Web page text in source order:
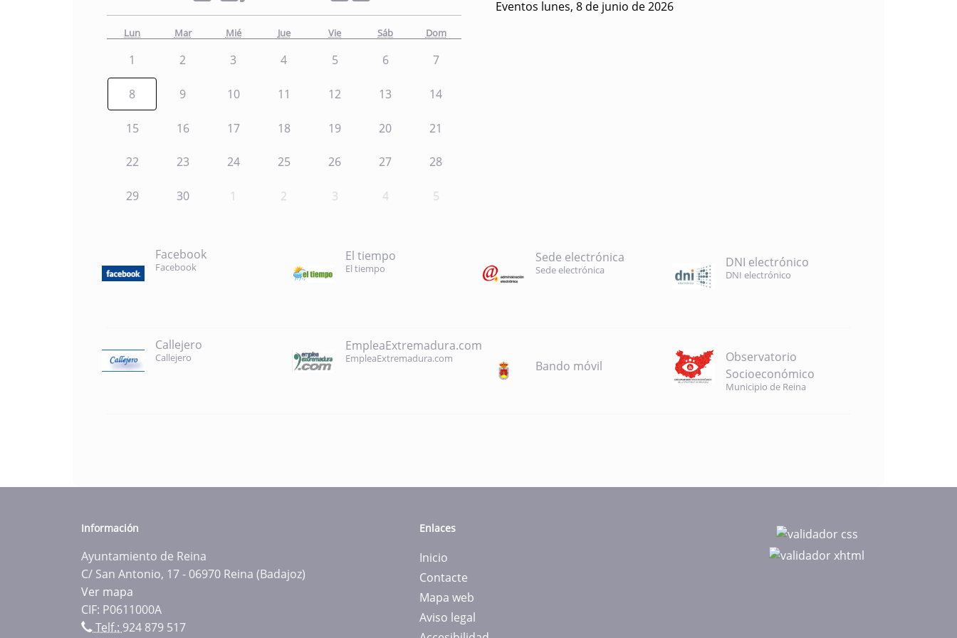
Lun Mar Mié Jue Vie Sáb Dom
1 2 3 4 5 6 7
8 9 10 11 12 13 14
15 16 17 18 19 20 21
22 23 24 25 26 27 28
29 30 1 2 3 4 5
Eventos lunes, 8 de junio de 2026
Facebook
Facebook
El tiempo
El tiempo
Sede electrónica
Sede electrónica DNI electrónico
DNI electrónico
Callejero
Callejero
EmpleaExtremadura.com
EmpleaExtremadura.com
Bando móvil
Observatorio
Socioeconómico
Municipio de Reina
Información
Ayuntamiento de Reina
C/ San Antonio, 17 - 06970 Reina (Badajoz)
Ver mapa
CIF: P0611000A
Telf.:924 879 517
Enlaces
Inicio
Contacte
Mapa web
Aviso legal